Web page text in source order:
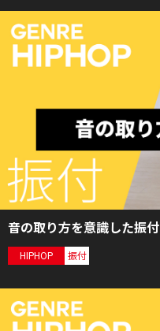
音の取り方を意識した振付
HIPHOP 振付